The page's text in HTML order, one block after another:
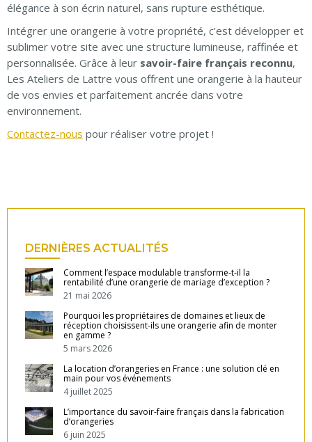
élégance à son écrin naturel, sans rupture esthétique.
Intégrer une orangerie à votre propriété, c’est développer et
sublimer votre site avec une structure lumineuse, raffinée et
personnalisée. Grâce à leur savoir-faire français reconnu,
Les Ateliers de Lattre vous offrent une orangerie à la hauteur
de vos envies et parfaitement ancrée dans votre
environnement.
Contactez-nous pour réaliser votre projet !
DERNIÈRES ACTUALITÉS
Comment l’espace modulable transforme-t-il la
rentabilité d’une orangerie de mariage d’exception ?
21 mai 2026
Pourquoi les propriétaires de domaines et lieux de
réception choisissent-ils une orangerie afin de monter
en gamme ?
5 mars 2026
La location d’orangeries en France : une solution clé en
main pour vos événements
4 juillet 2025
L’importance du savoir-faire français dans la fabrication
d’orangeries
6 juin 2025